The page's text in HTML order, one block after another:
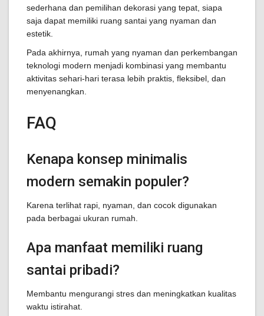
sederhana dan pemilihan dekorasi yang tepat, siapa
saja dapat memiliki ruang santai yang nyaman dan
estetik.
Pada akhirnya, rumah yang nyaman dan perkembangan
teknologi modern menjadi kombinasi yang membantu
aktivitas sehari-hari terasa lebih praktis, fleksibel, dan
menyenangkan.
FAQ
Kenapa konsep minimalis
modern semakin populer?
Karena terlihat rapi, nyaman, dan cocok digunakan
pada berbagai ukuran rumah.
Apa manfaat memiliki ruang
santai pribadi?
Membantu mengurangi stres dan meningkatkan kualitas
waktu istirahat.